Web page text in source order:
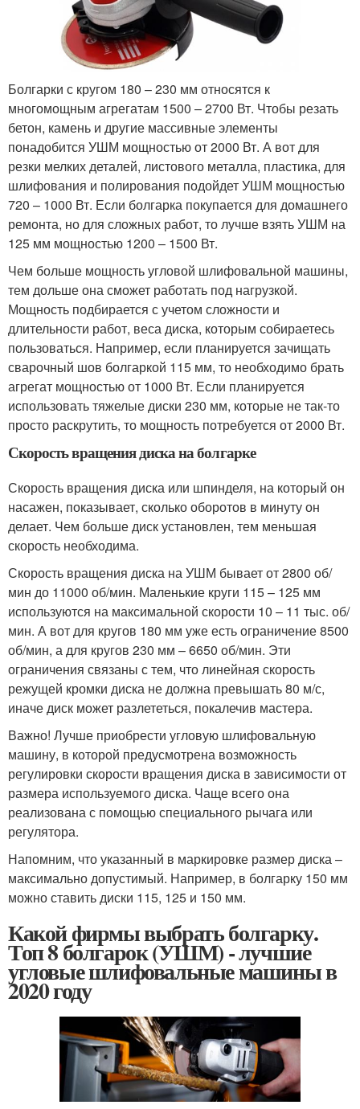
Болгарки с кругом 180 – 230 мм относятся к
многомощным агрегатам 1500 – 2700 Вт. Чтобы резать
бетон, камень и другие массивные элементы
понадобится УШМ мощностью от 2000 Вт. А вот для
резки мелких деталей, листового металла, пластика, для
шлифования и полирования подойдет УШМ мощностью
720 – 1000 Вт. Если болгарка покупается для домашнего
ремонта, но для сложных работ, то лучше взять УШМ на
125 мм мощностью 1200 – 1500 Вт.
Чем больше мощность угловой шлифовальной машины,
тем дольше она сможет работать под нагрузкой.
Мощность подбирается с учетом сложности и
длительности работ, веса диска, которым собираетесь
пользоваться. Например, если планируется зачищать
сварочный шов болгаркой 115 мм, то необходимо брать
агрегат мощностью от 1000 Вт. Если планируется
использовать тяжелые диски 230 мм, которые не так-то
просто раскрутить, то мощность потребуется от 2000 Вт.
Скорость вращения диска на болгарке
Скорость вращения диска или шпинделя, на который он
насажен, показывает, сколько оборотов в минуту он
делает. Чем больше диск установлен, тем меньшая
скорость необходима.
Скорость вращения диска на УШМ бывает от 2800 об/
мин до 11000 об/мин. Маленькие круги 115 – 125 мм
используются на максимальной скорости 10 – 11 тыс. об/
мин. А вот для кругов 180 мм уже есть ограничение 8500
об/мин, а для кругов 230 мм – 6650 об/мин. Эти
ограничения связаны с тем, что линейная скорость
режущей кромки диска не должна превышать 80 м/с,
иначе диск может разлететься, покалечив мастера.
Важно! Лучше приобрести угловую шлифовальную
машину, в которой предусмотрена возможность
регулировки скорости вращения диска в зависимости от
размера используемого диска. Чаще всего она
реализована с помощью специального рычага или
регулятора.
Напомним, что указанный в маркировке размер диска –
максимально допустимый. Например, в болгарку 150 мм
можно ставить диски 115, 125 и 150 мм.
Какой фирмы выбрать болгарку.
Топ 8 болгарок (УШМ) - лучшие
угловые шлифовальные машины в
2020 году